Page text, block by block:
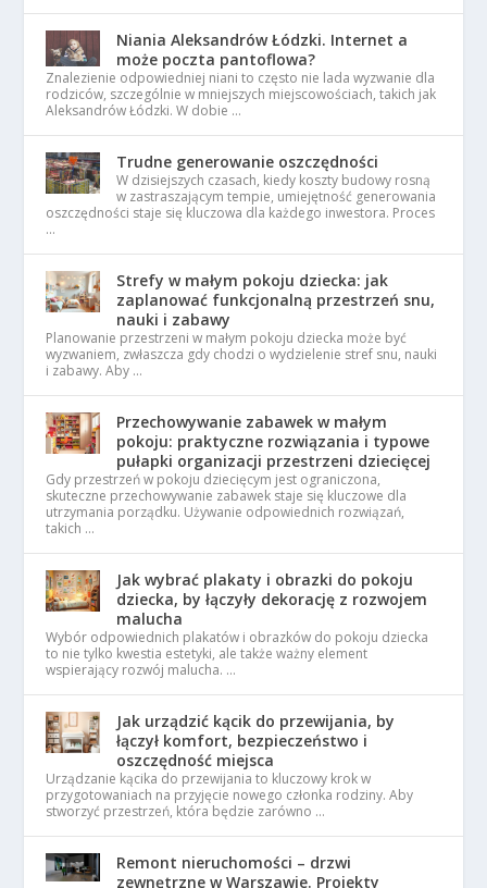
Niania Aleksandrów Łódzki. Internet a
może poczta pantoflowa?
Znalezienie odpowiedniej niani to często nie lada wyzwanie dla
rodziców, szczególnie w mniejszych miejscowościach, takich jak
Aleksandrów Łódzki. W dobie …
Trudne generowanie oszczędności
W dzisiejszych czasach, kiedy koszty budowy rosną
w zastraszającym tempie, umiejętność generowania
oszczędności staje się kluczowa dla każdego inwestora. Proces
…
Strefy w małym pokoju dziecka: jak
zaplanować funkcjonalną przestrzeń snu,
nauki i zabawy
Planowanie przestrzeni w małym pokoju dziecka może być
wyzwaniem, zwłaszcza gdy chodzi o wydzielenie stref snu, nauki
i zabawy. Aby …
Przechowywanie zabawek w małym
pokoju: praktyczne rozwiązania i typowe
pułapki organizacji przestrzeni dziecięcej
Gdy przestrzeń w pokoju dziecięcym jest ograniczona,
skuteczne przechowywanie zabawek staje się kluczowe dla
utrzymania porządku. Używanie odpowiednich rozwiązań,
takich …
Jak wybrać plakaty i obrazki do pokoju
dziecka, by łączyły dekorację z rozwojem
malucha
Wybór odpowiednich plakatów i obrazków do pokoju dziecka
to nie tylko kwestia estetyki, ale także ważny element
wspierający rozwój malucha. …
Jak urządzić kącik do przewijania, by
łączył komfort, bezpieczeństwo i
oszczędność miejsca
Urządzanie kącika do przewijania to kluczowy krok w
przygotowaniach na przyjęcie nowego członka rodziny. Aby
stworzyć przestrzeń, która będzie zarówno …
Remont nieruchomości – drzwi
zewnętrzne w Warszawie. Projekty